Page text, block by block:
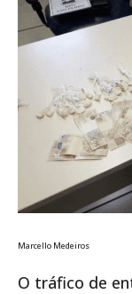
Marcello Medeiros
O tráfico de